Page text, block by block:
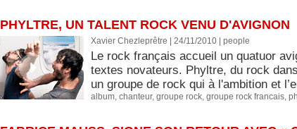
PHYLTRE, UN TALENT ROCK VENU D'AVIGNON
Xavier Chezleprêtre | 24/11/2010 people
Le rock français accueil un quatuor
textes novateurs. Phyltre, du rock
un groupe de rock qui à l'ambition et
album, chanteur, groupe rock, groupe rock francais,